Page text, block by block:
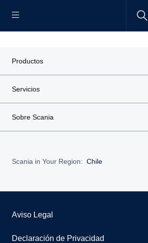
Productos
Servicios
Sobre Scania
Scania in Your Region: Chile
Aviso Legal
Declaración de Privacidad